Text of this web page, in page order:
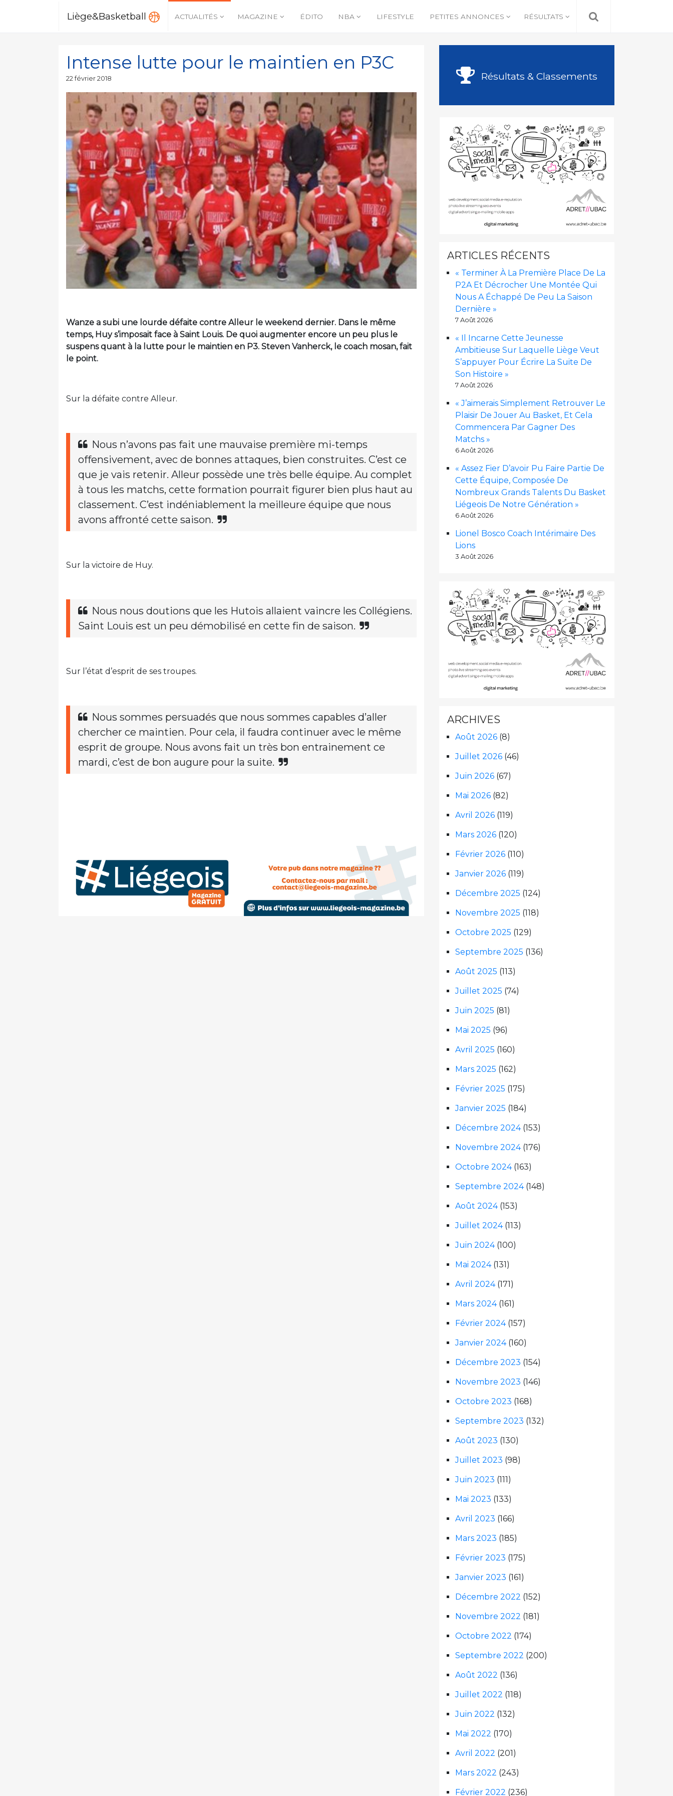
Liège&Basketball ACTUALITÉS MAGAZINE ÉDITO NBA LIFESTYLE PETITES ANNONCES RÉSULTATS
Intense lutte pour le maintien en P3C
Publié
22 février 2018
Wanze a subi une lourde défaite contre Alleur le weekend dernier. Dans le même
temps, Huy s’imposait face à Saint Louis. De quoi augmenter encore un peu plus le
suspens quant à la lutte pour le maintien en P3. Steven Vanherck, le coach mosan, fait
le point.
Sur la défaite contre Alleur.
Nous n’avons pas fait une mauvaise première mi-temps
offensivement, avec de bonnes attaques, bien construites. C’est ce
que je vais retenir. Alleur possède une très belle équipe. Au complet
à tous les matchs, cette formation pourrait figurer bien plus haut au
classement. C’est indéniablement la meilleure équipe que nous
avons affronté cette saison.
Sur la victoire de Huy.
Nous nous doutions que les Hutois allaient vaincre les Collégiens.
Saint Louis est un peu démobilisé en cette fin de saison.
Sur l’état d’esprit de ses troupes.
Nous sommes persuadés que nous sommes capables d’aller
chercher ce maintien. Pour cela, il faudra continuer avec le même
esprit de groupe. Nous avons fait un très bon entrainement ce
mardi, c’est de bon augure pour la suite.
Résultats & Classements
ARTICLES RÉCENTS
« Terminer À La Première Place De La
P2A Et Décrocher Une Montée Qui
Nous A Échappé De Peu La Saison
Dernière »
7 Août 2026
« Il Incarne Cette Jeunesse
Ambitieuse Sur Laquelle Liège Veut
S’appuyer Pour Écrire La Suite De
Son Histoire »
7 Août 2026
« J’aimerais Simplement Retrouver Le
Plaisir De Jouer Au Basket, Et Cela
Commencera Par Gagner Des
Matchs »
6 Août 2026
« Assez Fier D’avoir Pu Faire Partie De
Cette Équipe, Composée De
Nombreux Grands Talents Du Basket
Liégeois De Notre Génération »
6 Août 2026
Lionel Bosco Coach Intérimaire Des
Lions
3 Août 2026
ARCHIVES
Août 2026 (8)
Juillet 2026 (46)
Juin 2026 (67)
Mai 2026 (82)
Avril 2026 (119)
Mars 2026 (120)
Février 2026 (110)
Janvier 2026 (119)
Décembre 2025 (124)
Novembre 2025 (118)
Octobre 2025 (129)
Septembre 2025 (136)
Août 2025 (113)
Juillet 2025 (74)
Juin 2025 (81)
Mai 2025 (96)
Avril 2025 (160)
Mars 2025 (162)
Février 2025 (175)
Janvier 2025 (184)
Décembre 2024(153)
Novembre 2024(176)
Octobre 2024(163)
Septembre 2024(148)
Août 2024(153)
Juillet 2024(113)
Juin 2024(100)
Mai 2024(131)
Avril 2024(171)
Mars 2024(161)
Février 2024(157)
Janvier 2024(160)
Décembre 2023 (154)
Novembre 2023 (146)
Octobre 2023 (168)
Septembre 2023 (132)
Août 2023 (130)
Juillet 2023 (98)
Juin 2023 (111)
Mai 2023 (133)
Avril 2023 (166)
Mars 2023 (185)
Février 2023 (175)
Janvier 2023 (161)
Décembre 2022 (152)
Novembre 2022 (181)
Octobre 2022 (174)
Septembre 2022 (200)
Août 2022 (136)
Juillet 2022 (118)
Juin 2022 (132)
Mai 2022 (170)
Avril 2022 (201)
Mars 2022 (243)
Février 2022 (236)